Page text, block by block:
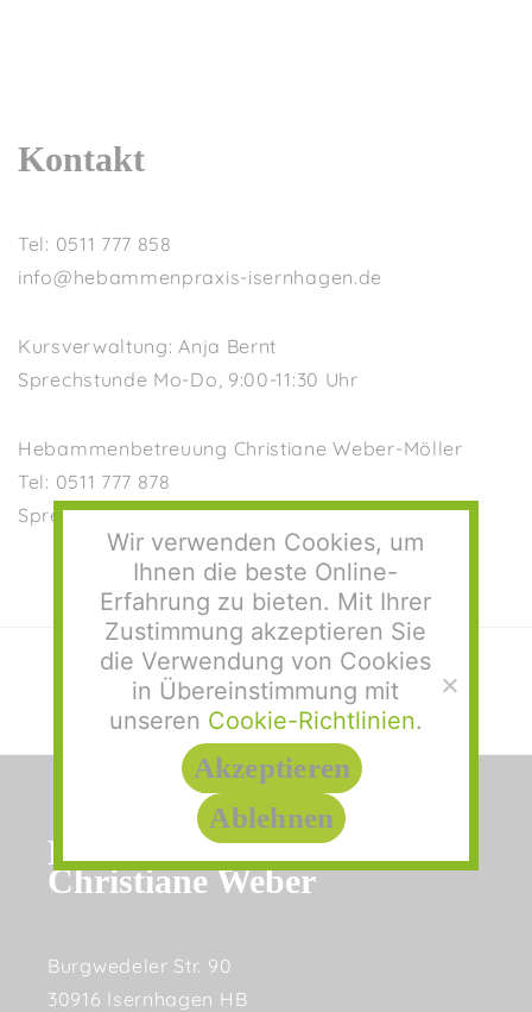
Kontakt
Tel: 0511 777 858
info@hebammenpraxis-isernhagen.de
Kursverwaltung: Anja Bernt
Sprechstunde Mo-Do, 9:00-11:30 Uhr
Hebammenbetreuung Christiane Weber-Möller
Tel: 0511 777 878
Sprechstunde Mo-Do, 9:00-10:00Uhr
E-Mail
Facebook
Twitter
Hebammenpraxis
Christiane Weber
Burgwedeler Str. 90
30916 Isernhagen HB
Wir verwenden Cookies, um
Ihnen die beste Online-
Erfahrung zu bieten. Mit Ihrer
Zustimmung akzeptieren Sie
die Verwendung von Cookies
in Übereinstimmung mit
unseren Cookie-Richtlinien.
Akzeptieren
Ablehnen